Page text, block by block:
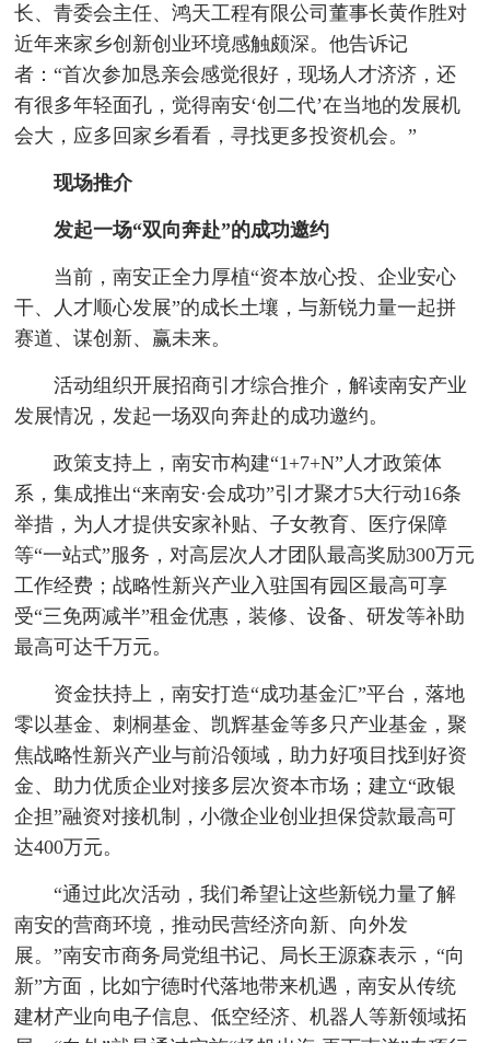
长、青委会主任、鸿天工程有限公司董事长黄作胜对
近年来家乡创新创业环境感触颇深。他告诉记
者：“首次参加恳亲会感觉很好，现场人才济济，还
有很多年轻面孔，觉得南安‘创二代’在当地的发展机
会大，应多回家乡看看，寻找更多投资机会。”
现场推介
发起一场“双向奔赴”的成功邀约
当前，南安正全力厚植“资本放心投、企业安心
干、人才顺心发展”的成长土壤，与新锐力量一起拼
赛道、谋创新、赢未来。
活动组织开展招商引才综合推介，解读南安产业
发展情况，发起一场双向奔赴的成功邀约。
政策支持上，南安市构建“1+7+N”人才政策体
系，集成推出“来南安·会成功”引才聚才5大行动16条
举措，为人才提供安家补贴、子女教育、医疗保障
等“一站式”服务，对高层次人才团队最高奖励300万元
工作经费；战略性新兴产业入驻国有园区最高可享
受“三免两减半”租金优惠，装修、设备、研发等补助
最高可达千万元。
资金扶持上，南安打造“成功基金汇”平台，落地
零以基金、刺桐基金、凯辉基金等多只产业基金，聚
焦战略性新兴产业与前沿领域，助力好项目找到好资
金、助力优质企业对接多层次资本市场；建立“政银
企担”融资对接机制，小微企业创业担保贷款最高可
达400万元。
“通过此次活动，我们希望让这些新锐力量了解
南安的营商环境，推动民营经济向新、向外发
展。”南安市商务局党组书记、局长王源森表示，“向
新”方面，比如宁德时代落地带来机遇，南安从传统
建材产业向电子信息、低空经济、机器人等新领域拓